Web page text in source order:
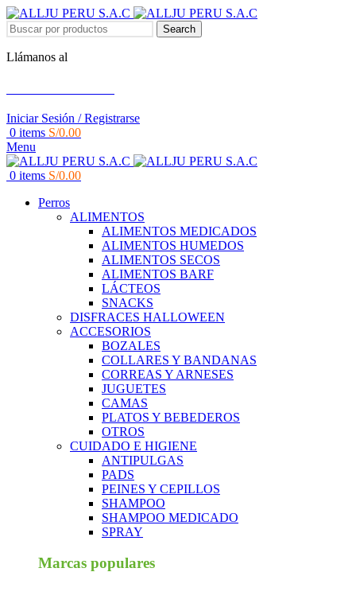
Search
Llámanos al
Iniciar Sesión / Registrarse
0 items S/0.00
Menu
0 items S/0.00
Perros
ALIMENTOS
ALIMENTOS MEDICADOS
ALIMENTOS HUMEDOS
ALIMENTOS SECOS
ALIMENTOS BARF
LÁCTEOS
SNACKS
DISFRACES HALLOWEEN
ACCESORIOS
BOZALES
COLLARES Y BANDANAS
CORREAS Y ARNESES
JUGUETES
CAMAS
PLATOS Y BEBEDEROS
OTROS
CUIDADO E HIGIENE
ANTIPULGAS
PADS
PEINES Y CEPILLOS
SHAMPOO
SHAMPOO MEDICADO
SPRAY
Marcas populares